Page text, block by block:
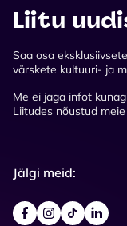
Liitu
Saa osa
värskete kultuuri- ja
Me ei jaga infot
Liitudes nõustud
Jälgi meid: